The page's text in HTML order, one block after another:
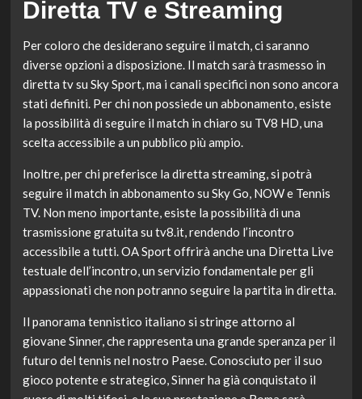
Diretta TV e Streaming
Per coloro che desiderano seguire il match, ci saranno
diverse opzioni a disposizione. Il match sarà trasmesso in
diretta tv su Sky Sport, ma i canali specifici non sono ancora
stati definiti. Per chi non possiede un abbonamento, esiste
la possibilità di seguire il match in chiaro su TV8 HD, una
scelta accessibile a un pubblico più ampio.
Inoltre, per chi preferisce la diretta streaming, si potrà
seguire il match in abbonamento su Sky Go, NOW e Tennis
TV. Non meno importante, esiste la possibilità di una
trasmissione gratuita su tv8.it, rendendo l’incontro
accessibile a tutti. OA Sport offrirà anche una Diretta Live
testuale dell’incontro, un servizio fondamentale per gli
appassionati che non potranno seguire la partita in diretta.
Il panorama tennistico italiano si stringe attorno al
giovane Sinner, che rappresenta una grande speranza per il
futuro del tennis nel nostro Paese. Conosciuto per il suo
gioco potente e strategico, Sinner ha già conquistato il